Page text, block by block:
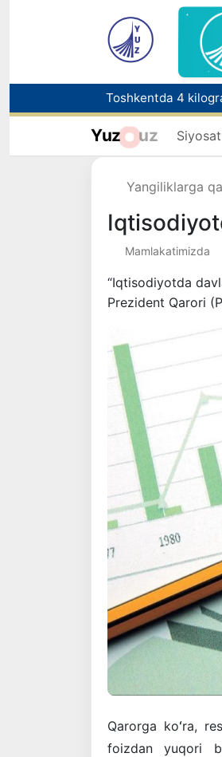
FOTON va
Yuz uz Siyosat
Yangiliklarga
Mamlakatimizda
“Iqtisodiyotda
Prezident Qarori
Qarorga koʻra,
foizdan yuqori